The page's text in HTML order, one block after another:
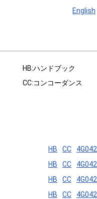
English
HB:ハンドブック
CC:コンコーダンス
HB CC
4G042
HB CC
4G042
HB CC
4G042
HB CC
4G042